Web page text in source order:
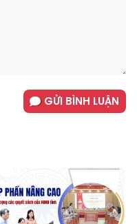
GỬI BÌNH LUẬN